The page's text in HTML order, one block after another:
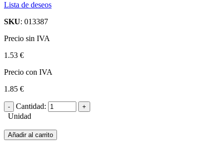
Lista de deseos
SKU: 013387
Precio sin IVA
1.53 €
Precio con IVA
1.85 €
Cantidad:
Unidad
Añadir al carrito